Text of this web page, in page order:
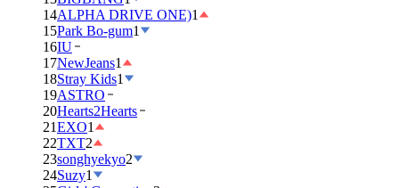
14ALPHA DRIVE ONE)1
15Park Bo-gum1
16IU
17NewJeans1
18Stray Kids1
19ASTRO
20Hearts2Hearts
21EXO1
22TXT2
23songhyekyo2
24Suzy1